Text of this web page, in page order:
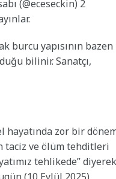
(@eceseckin) 2
burcu yapısının bazen
bilinir. Sanatçı,
hayatında zor bir
taciz ve ölüm tehditleri
tehlikede” diyerek